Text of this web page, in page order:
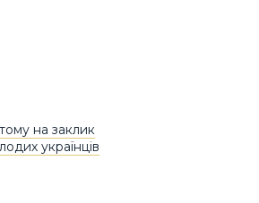
на заклик
українців